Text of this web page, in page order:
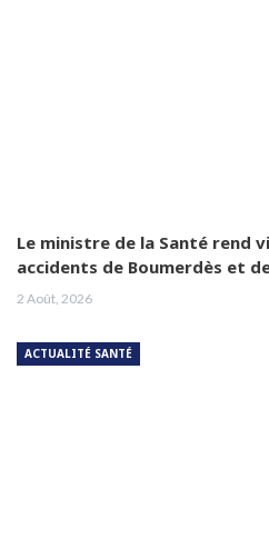
Le ministre de la Santé rend
accidents de Boumerdès et
2 Août, 2026
ACTUALITÉ SANTÉ